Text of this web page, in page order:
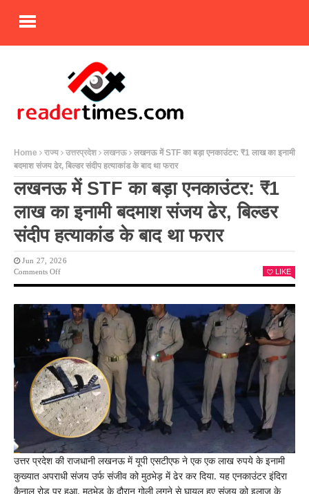
Home राज्य उत्तरप्रदेश लखनऊ
लखनऊ में STF का बड़ा एनकाउंटर: ₹1 लाख का इनामी
बदमाश संजय ढेर, बिल्डर संदीप हत्याकांड के बाद था फरार
लखनऊ में STF का बड़ा एनकाउंटर: ₹1
लाख का इनामी बदमाश संजय ढेर, बिल्डर
संदीप हत्याकांड के बाद था फरार
Jun 27, 2026
Comments OffOn
STF
का
बड़ा
एनकाउंटर:
₹1
लाख
का
इनामी
बदमाश
संजय
ढेर,
बिल्डर
संदीप
हत्याकांड
के
बाद
था
फरार
LIKE
उत्तर प्रदेश की राजधानी लखनऊ में यूपी एसटीएफ ने एक एक लाख रुपये के इनामी
कुख्यात अपराधी संजय उर्फ संजीव को मुठभेड़ में ढेर कर दिया. यह एनकाउंटर इंदिरा
कैनाल रोड पर हुआ. मुठभेड़ के दौरान गोली लगने से घायल हुए संजय को इलाज के